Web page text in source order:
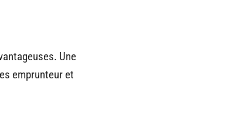
Une
emprunteur et